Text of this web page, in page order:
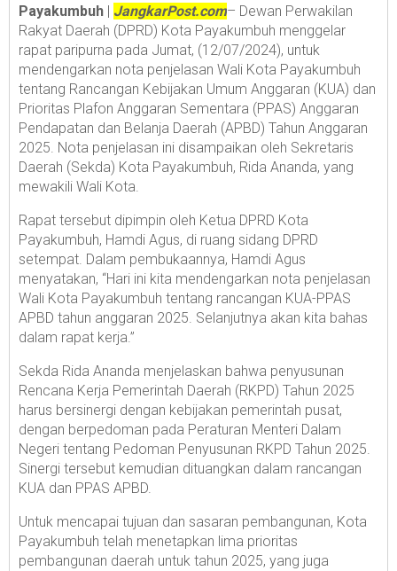
Payakumbuh | JangkarPost.com– Dewan Perwakilan
Rakyat Daerah (DPRD) Kota Payakumbuh menggelar
rapat paripurna pada Jumat, (12/07/2024), untuk
mendengarkan nota penjelasan Wali Kota Payakumbuh
tentang Rancangan Kebijakan Umum Anggaran (KUA) dan
Prioritas Plafon Anggaran Sementara (PPAS) Anggaran
Pendapatan dan Belanja Daerah (APBD) Tahun Anggaran
2025. Nota penjelasan ini disampaikan oleh Sekretaris
Daerah (Sekda) Kota Payakumbuh, Rida Ananda, yang
mewakili Wali Kota.
Rapat tersebut dipimpin oleh Ketua DPRD Kota
Payakumbuh, Hamdi Agus, di ruang sidang DPRD
setempat. Dalam pembukaannya, Hamdi Agus
menyatakan, “Hari ini kita mendengarkan nota penjelasan
Wali Kota Payakumbuh tentang rancangan KUA-PPAS
APBD tahun anggaran 2025. Selanjutnya akan kita bahas
dalam rapat kerja.”
Sekda Rida Ananda menjelaskan bahwa penyusunan
Rencana Kerja Pemerintah Daerah (RKPD) Tahun 2025
harus bersinergi dengan kebijakan pemerintah pusat,
dengan berpedoman pada Peraturan Menteri Dalam
Negeri tentang Pedoman Penyusunan RKPD Tahun 2025.
Sinergi tersebut kemudian dituangkan dalam rancangan
KUA dan PPAS APBD.
Untuk mencapai tujuan dan sasaran pembangunan, Kota
Payakumbuh telah menetapkan lima prioritas
pembangunan daerah untuk tahun 2025, yang juga